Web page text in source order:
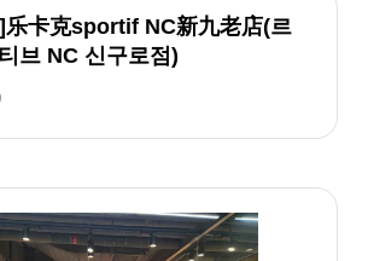
乐卡克sportif NC新九老店(르
브 NC 신구로점)